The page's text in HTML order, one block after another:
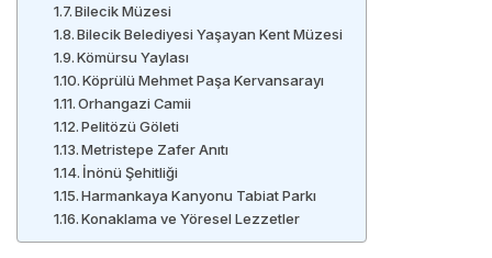
Bilecik Müzesi
Bilecik Belediyesi Yaşayan Kent Müzesi
Kömürsu Yaylası
Köprülü Mehmet Paşa Kervansarayı
Orhangazi Camii
Pelitözü Göleti
Metristepe Zafer Anıtı
İnönü Şehitliği
Harmankaya Kanyonu Tabiat Parkı
Konaklama ve Yöresel Lezzetler